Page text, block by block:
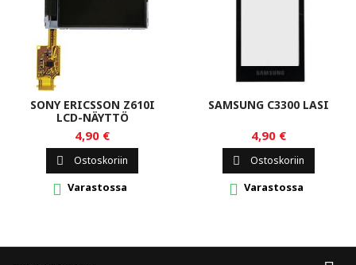
SONY ERICSSON Z610I
LCD-NÄYTTÖ
4,90 €
 Ostoskoriin
 Varastossa
SAMSUNG C3300 LASI
4,90 €
 Ostoskoriin
 Varastossa